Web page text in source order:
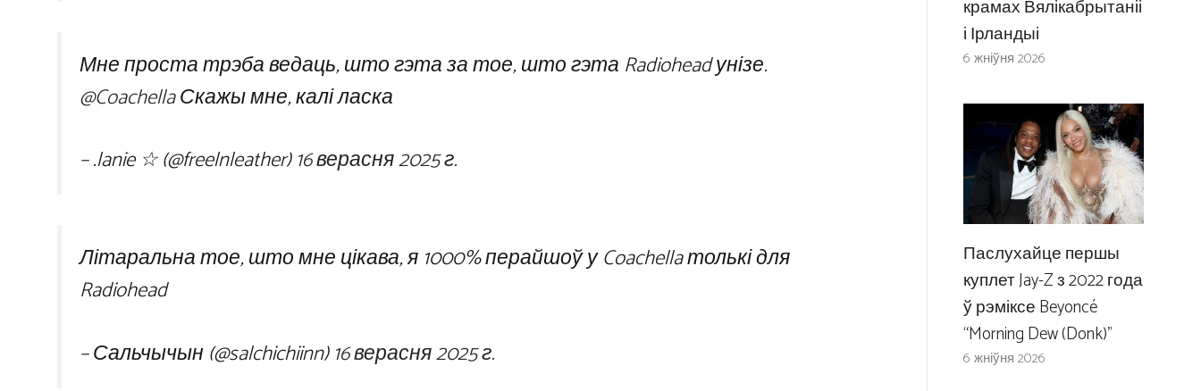
Мне проста трэба ведаць, што гэта за тое, што гэта Radiohead унізе.
@CoachellaСкажы мне, калі ласка
– .lanie ☆ (@freelnleather)16 верасня 2025 г.
Літаральна тое, што мне цікава, я 1000% перайшоў у Coachella толькі для
Radiohead
– Сальчычын (@salchichiinn)16 верасня 2025 г.
крамах Вялікабрытаніі
і Ірландыі
6 жніўня 2026
Паслухайце першы
куплет Jay-Z з 2022 года
ў рэміксе Beyoncé
“Morning Dew (Donk)”
6 жніўня 2026